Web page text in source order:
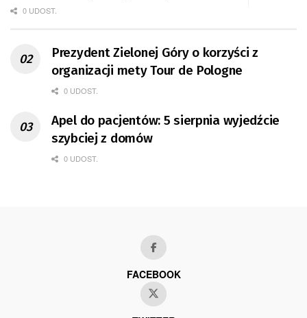
0 UDOST.
Prezydent Zielonej Góry o korzyści z
organizacji mety Tour de Pologne
0 UDOST.
Apel do pacjentów: 5 sierpnia wyjedźcie
szybciej z domów
0 UDOST.
FACEBOOK